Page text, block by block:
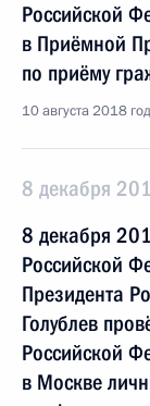
Российской
в Приёмной
по приёму
10 августа 2018
8 декабря
8 декабря
Российской
Президента
Голублев
Российской
в Москве